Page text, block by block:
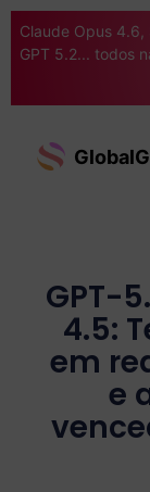
Claude Opus 4.6,
GPT 5.2... todos
GPT-
4.5:
em
e